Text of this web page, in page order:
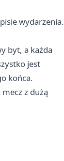
wydarzenia.
byt, a każda
jest
końca.
z dużą